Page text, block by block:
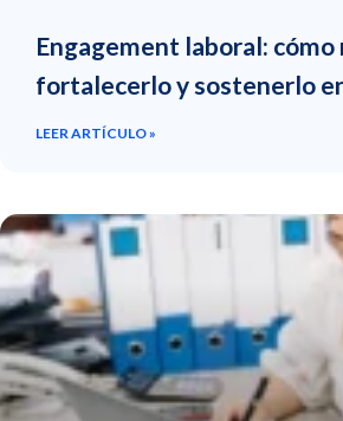
Engagement laboral: cómo
fortalecerlo y sostenerlo
LEER ARTÍCULO »